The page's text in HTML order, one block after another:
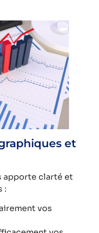
et
apporte clarté et
:
vos